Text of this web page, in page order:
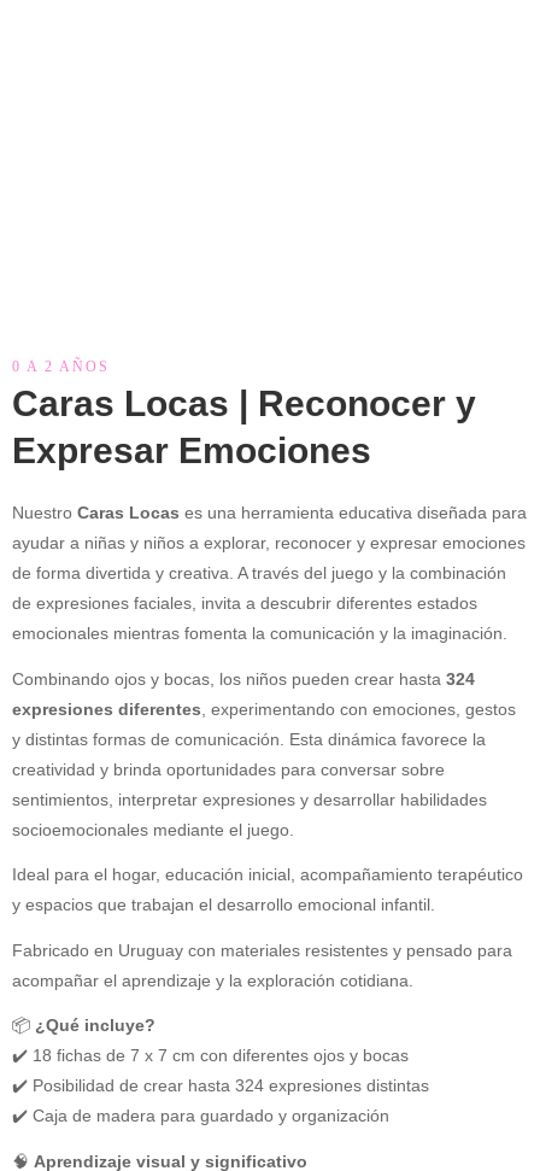
0 A 2 AÑOS
Caras Locas | Reconocer y
Expresar Emociones
Nuestro Caras Locas es una herramienta educativa diseñada para
ayudar a niñas y niños a explorar, reconocer y expresar emociones
de forma divertida y creativa. A través del juego y la combinación
de expresiones faciales, invita a descubrir diferentes estados
emocionales mientras fomenta la comunicación y la imaginación.
Combinando ojos y bocas, los niños pueden crear hasta 324
expresiones diferentes , experimentando con emociones, gestos
y distintas formas de comunicación. Esta dinámica favorece la
creatividad y brinda oportunidades para conversar sobre
sentimientos, interpretar expresiones y desarrollar habilidades
socioemocionales mediante el juego.
Ideal para el hogar, educación inicial, acompañamiento terapéutico
y espacios que trabajan el desarrollo emocional infantil.
Fabricado en Uruguay con materiales resistentes y pensado para
acompañar el aprendizaje y la exploración cotidiana.
📦 ¿Qué incluye?
✔️ 18 fichas de 7 x 7 cm con diferentes ojos y bocas
✔️ Posibilidad de crear hasta 324 expresiones distintas
✔️ Caja de madera para guardado y organización
🧠 Aprendizaje visual y significativo